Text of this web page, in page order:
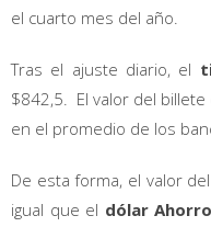
el cuarto mes del año.
Tras el ajuste diario, el
$842,5. El valor del
en el promedio de los
De esta forma, el valor del
igual que el dólar Ahorro